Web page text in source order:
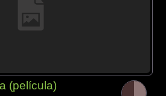
(película)